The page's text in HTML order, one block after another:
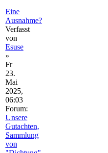
Eine
Ausnahme?
Verfasst
von
Esuse
»
Fr
23.
Mai
2025,
06:03
Forum:
Unsere
Gutachten,
Sammlung
von